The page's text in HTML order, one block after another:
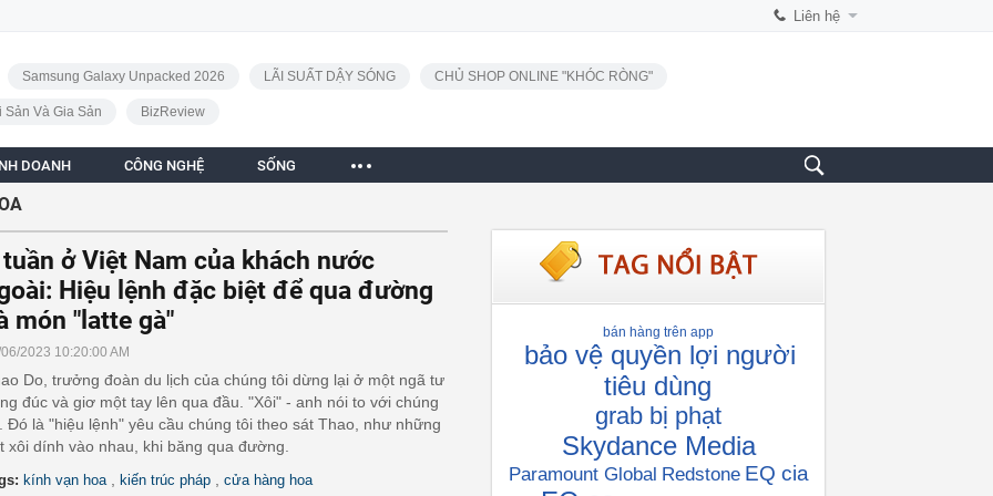
Liên hệ
Samsung Galaxy Unpacked 2026 LÃI SUẤT DẬY SÓNG CHỦ SHOP ONLINE "KHÓC RÒNG"
Sản Và Gia Sản BizReview
DOANH CÔNG NGHỆ SỐNG
ở Việt Nam của khách nước
Hiệu lệnh đặc biệt để qua đường
món "latte gà"
2023 10:20:00 AM
Do, trưởng đoàn du lịch của chúng tôi dừng lại ở một ngã tư
đúc và giơ một tay lên qua đầu. "Xôi" - anh nói to với chúng
Đó là "hiệu lệnh" yêu cầu chúng tôi theo sát Thao, như những
xôi dính vào nhau, khi băng qua đường.
kính vạn hoa kiến trúc pháp cửa hàng hoa
bán hàng trên app
bảo vệ quyền lợi người
tiêu dùng
grab bị phạt
Skydance Media
Paramount Global Redstone EQ cia